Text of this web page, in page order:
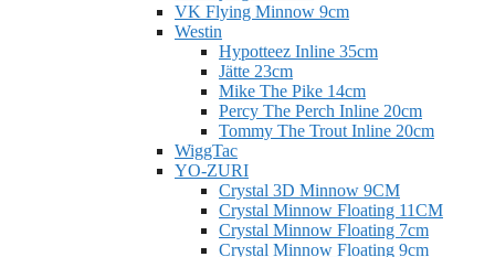
VK Flying Minnow 9cm
Westin
Hypotteez Inline 35cm
Jätte 23cm
Mike The Pike 14cm
Percy The Perch Inline 20cm
Tommy The Trout Inline 20cm
WiggTac
YO-ZURI
Crystal 3D Minnow 9CM
Crystal Minnow Floating 11CM
Crystal Minnow Floating 7cm
Crystal Minnow Floating 9cm